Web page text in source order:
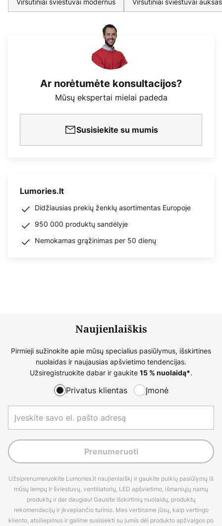
Ar norėtumėte konsultacijos?
Mūsų ekspertai mielai padeda
Susisiekite su mumis
Lumories.lt
Didžiausias prekių ženklų asortimentas Europoje
950 000 produktų sandėlyje
Nemokamas grąžinimas per 50 dienų
Naujienlaiškis
Pirmieji sužinokite apie mūsų specialius pasiūlymus, išskirtines
nuolaidas ir naujausias apšvietimo tendencijas.
Užsiregistruokite dabar ir gaukite 15 % nuolaidą*.
Privatus klientas Įmonė
Prenumeruoti
Užsiprenumeruokite Lumories.lt naujienlaiškį ir gaukite puikių pasiūlymų iš
mūsų lempų ir šviestuvų, ventiliatorių, LED apšvietimo, išmaniųjų namų
produktų ir dar daugiau! Gausite išskirtinių nuolaidų, produktų
rekomendacijų ir įkvepiančio turinio. Mes vertiname jūsų, kaip vertingo
kliento, atsiliepimus ir galime susisiekti su jumis dėl produkto apžvalgos po